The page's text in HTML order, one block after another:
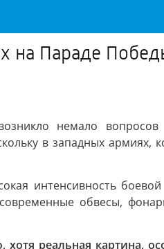
на Параде
немало вопросов
в западных армиях,
интенсивность
обвесы,
реальная картина,